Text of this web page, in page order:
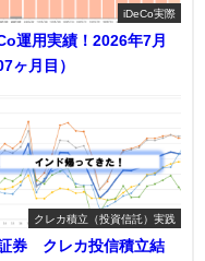
iDeCo実際
運用実績！2026年7月
ヶ月目）
クレカ積立（投資信託）実践
券 クレカ投信積立結